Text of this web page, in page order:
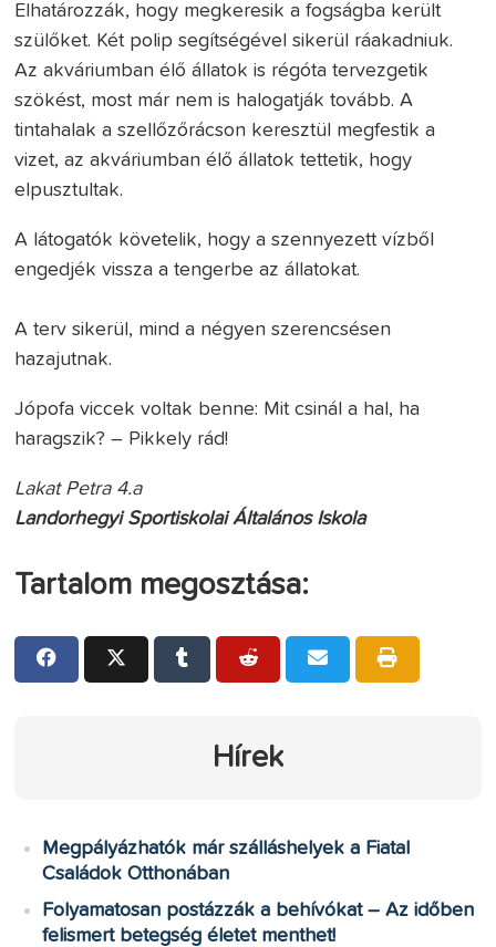
Elhatározzák, hogy megkeresik a fogságba került
szülőket. Két polip segítségével sikerül ráakadniuk.
Az akváriumban élő állatok is régóta tervezgetik
szökést, most már nem is halogatják tovább. A
tintahalak a szellőzőrácson keresztül megfestik a
vizet, az akváriumban élő állatok tettetik, hogy
elpusztultak.
A látogatók követelik, hogy a szennyezett vízből
engedjék vissza a tengerbe az állatokat.
A terv sikerül, mind a négyen szerencsésen
hazajutnak.
Jópofa viccek voltak benne: Mit csinál a hal, ha
haragszik? – Pikkely rád!
Lakat Petra 4.a
Landorhegyi Sportiskolai Általános Iskola
Tartalom megosztása:
Hírek
Megpályázhatók már szálláshelyek a Fiatal
Családok Otthonában
Folyamatosan postázzák a behívókat – Az időben
felismert betegség életet menthet!